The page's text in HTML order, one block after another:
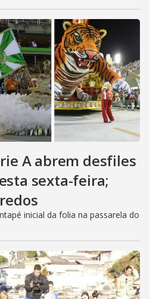
A abrem desfiles
sexta-feira;
inicial da folia na passarela do